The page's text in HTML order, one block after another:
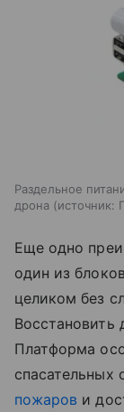
Раздельное
дрона
источник:
Еще одно
один из
целиком без
Платформа
спасательных
пожаров и